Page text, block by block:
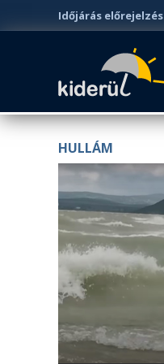
Időjárás előrejelzés
HULLÁM